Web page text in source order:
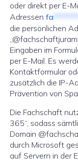
oder direkt per E-
Adressen fa
die persönlichen
Eingaben im
per E-Mail. Es
Kontaktformular
zusätzlich die IP-
Prävention von
Die Fachschaft
365“, sodass
Domain
durch Microsoft
auf Servern in der